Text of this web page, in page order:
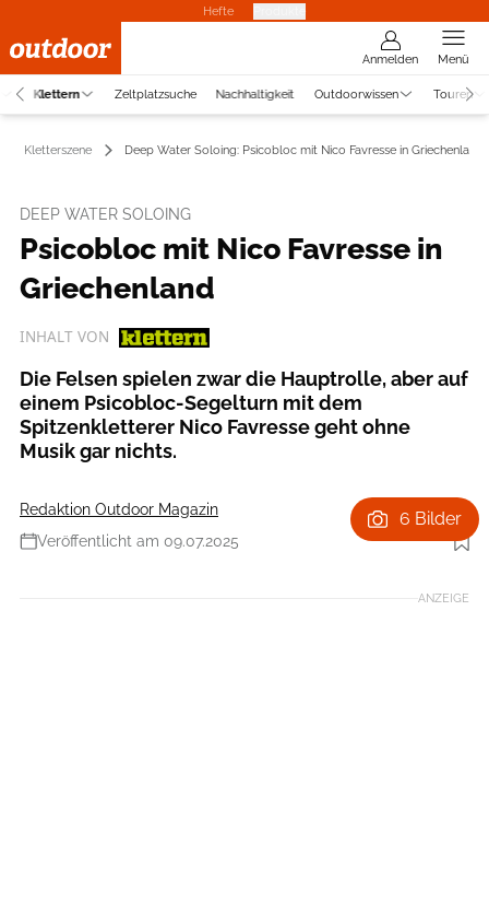
Hefte
Anmelden Menü
Klettern Zeltplatzsuche Nachhaltigkeit Outdoorwissen Touren
Kletterszene Deep Water Soloing: Psicobloc mit Nico Favresse in Griechenland
DEEP WATER SOLOING
Psicobloc mit Nico Favresse in
Griechenland
INHALT VON
Die Felsen spielen zwar die Hauptrolle, aber auf
einem Psicobloc-Segelturn mit dem
Spitzenkletterer Nico Favresse geht ohne
Musik gar nichts.
Redaktion Outdoor Magazin
Veröffentlicht am 09.07.2025
Foto: Jan Novak
6 Bilder
ANZEIGE